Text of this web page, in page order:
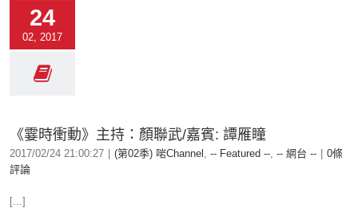
24
02, 2017
《霎時衝動》主持：顏聯武/嘉賓: 譚雁瞳
2017/02/24 21:00:27 (第02季) 啱Channel , -- Featured --, -- 網台 --
0條
評論
[...]